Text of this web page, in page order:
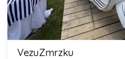
VezuZmrzku